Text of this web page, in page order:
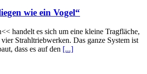
wie ein Vogel“
handelt es sich um eine kleine Tragfläche,
vier Strahltriebwerken. Das ganze System ist
dass es auf den [...]